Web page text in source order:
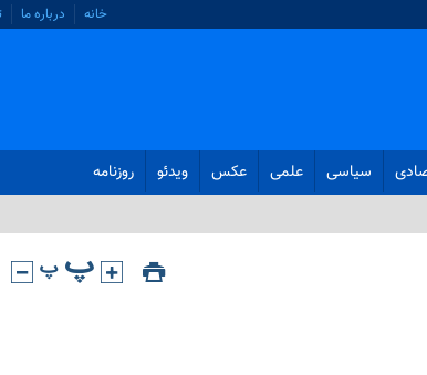
خانه درباره ما
سیاسی علمی عکس ویدئو روزنامه